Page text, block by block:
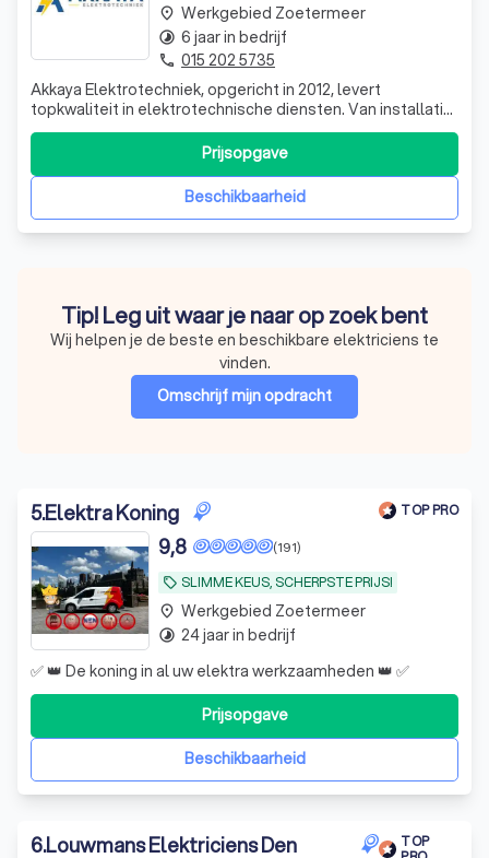
Akkaya Elektrotechniek, opgericht in 2012, levert
topkwaliteit in elektrotechnische diensten. Van installatie
tot onderhoud, ons ervaren team zorgt voor betrouwbare
en efficiënte oplossingen op maat.
Beschikbaarheid
Prijsopgave
place Werkgebied Zoetermeer
timelapse 6 jaar in bedrijf
phone 015 202 5735
Tip! Leg uit waar je naar op zoek bent
Wij helpen je de beste en beschikbare elektriciens te
vinden.
Omschrijf mijn opdracht
5.Elektra Koning TOP PRO
local_offer SLIMME KEUS, SCHERPSTE PRIJS!
(191)
9,8
✅ 👑 De koning in al uw elektra werkzaamheden 👑 ✅
Beschikbaarheid
Prijsopgave
place Werkgebied Zoetermeer
timelapse 24 jaar in bedrijf
6.Louwmans Elektriciens Den
TOP